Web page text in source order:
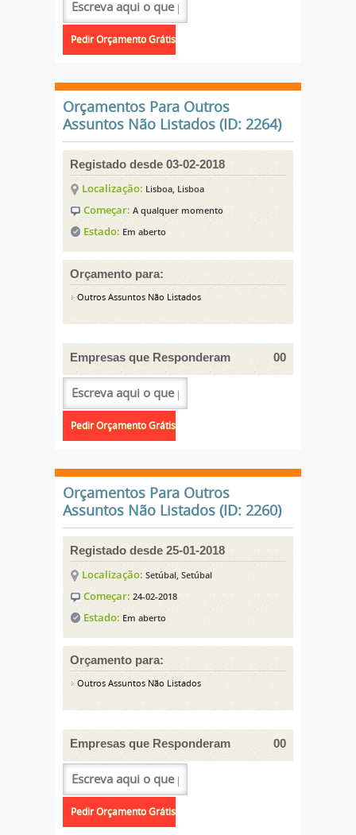
Orçamentos Para Outros
Assuntos Não Listados (ID: 2264)
Registado desde 03-02-2018
Localização: Lisboa, Lisboa
Começar: A qualquer momento
Estado: Em aberto
Orçamento para:
Outros Assuntos Não Listados
Empresas que Responderam 00
Orçamentos Para Outros
Assuntos Não Listados (ID: 2260)
Registado desde 25-01-2018
Localização: Setúbal, Setúbal
Começar: 24-02-2018
Estado: Em aberto
Orçamento para:
Outros Assuntos Não Listados
Empresas que Responderam 00